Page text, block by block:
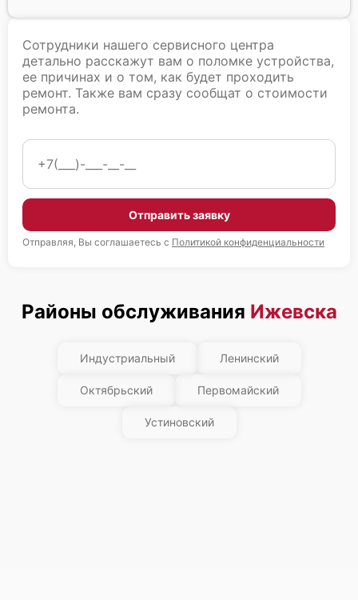
Сотрудники нашего сервисного центра
детально расскажут вам о поломке устройства,
ее причинах и о том, как будет проходить
ремонт. Также вам сразу сообщат о стоимости
ремонта.
Отправить заявку
Отправляя, Вы соглашаетесь с Политикой конфиденциальности
Районы обслуживания Ижевска
Индустриальный Ленинский
Октябрьский Первомайский
Устиновский